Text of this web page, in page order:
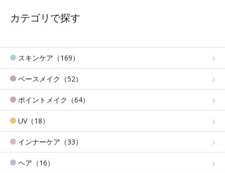
カテゴリで探す
スキンケア（169）
ベースメイク（52）
ポイントメイク（64）
UV（18）
インナーケア（33）
ヘア（16）